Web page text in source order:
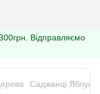
Відправляємо
Саджанці Яблуні